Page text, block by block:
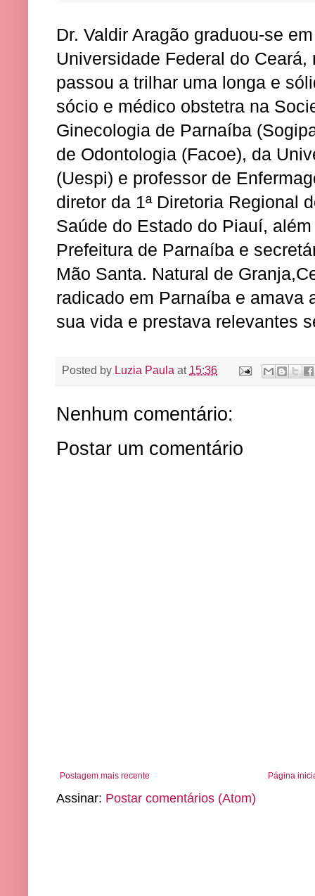
Dr. Valdir Aragão graduou-se
Universidade Federal do
passou a trilhar uma longa e
sócio e médico obstetra na
Ginecologia de Parnaíba
de Odontologia (Facoe), da
(Uespi) e professor de
diretor da 1ª Diretoria Regional
Saúde do Estado do Piauí,
Prefeitura de Parnaíba e
Mão Santa. Natural de
radicado em Parnaíba e amava
sua vida e prestava relevantes
Posted by Luzia Paula at 15:36
Nenhum comentário:
Postar um comentário
Postagem mais recente Página
Assinar: Postar comentários (Atom)